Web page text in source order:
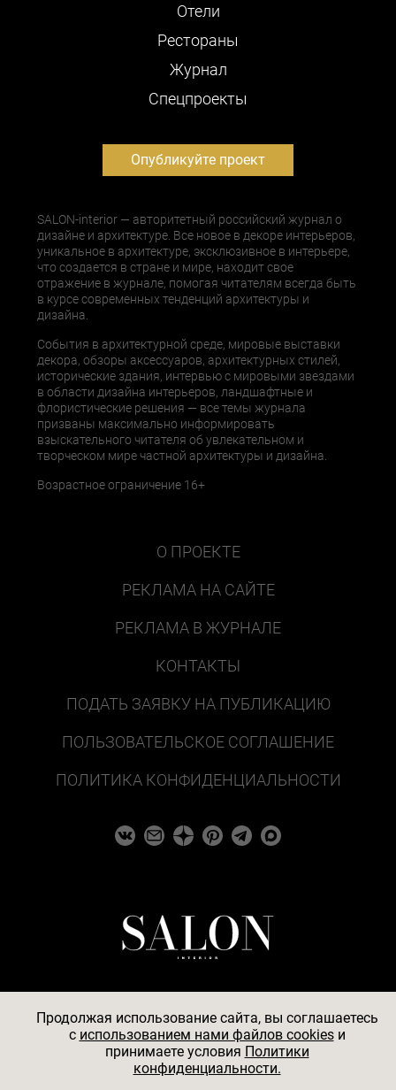
Отели
Рестораны
Журнал
Cпецпроекты
Опубликуйте проект
SALON-interior — авторитетный российский журнал о
дизайне и архитектуре. Все новое в декоре интерьеров,
уникальное в архитектуре, эксклюзивное в интерьере,
что создается в стране и мире, находит свое
отражение в журнале, помогая читателям всегда быть
в курсе современных тенденций архитектуры и
дизайна.
События в архитектурной среде, мировые выставки
декора, обзоры аксессуаров, архитектурных стилей,
исторические здания, интервью с мировыми звездами
в области дизайна интерьеров, ландшафтные и
флористические решения — все темы журнала
призваны максимально информировать
взыскательного читателя об увлекательном и
творческом мире частной архитектуры и дизайна.
Возрастное ограничение 16+
О ПРОЕКТЕ
РЕКЛАМА НА САЙТЕ
РЕКЛАМА В ЖУРНАЛЕ
КОНТАКТЫ
ПОДАТЬ ЗАЯВКУ НА ПУБЛИКАЦИЮ
ПОЛЬЗОВАТЕЛЬСКОЕ СОГЛАШЕНИЕ
ПОЛИТИКА КОНФИДЕНЦИАЛЬНОСТИ
© 2026
АО «БКМ», ОГРН 1027739494584, ИНН 7705056238,
Продолжая использование сайта, вы соглашаетесь
c использованием нами файлов cookiesи
принимаете условия Политики
конфиденциальности.